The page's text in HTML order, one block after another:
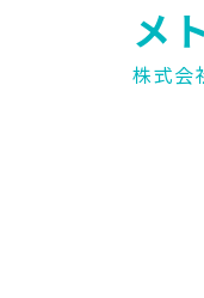
メ
株式会